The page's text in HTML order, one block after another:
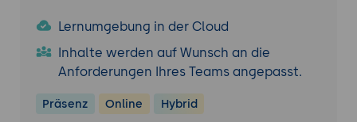
Lernumgebung in der Cloud
Inhalte werden auf Wunsch an die
Anforderungen Ihres Teams angepasst.
Präsenz Online Hybrid